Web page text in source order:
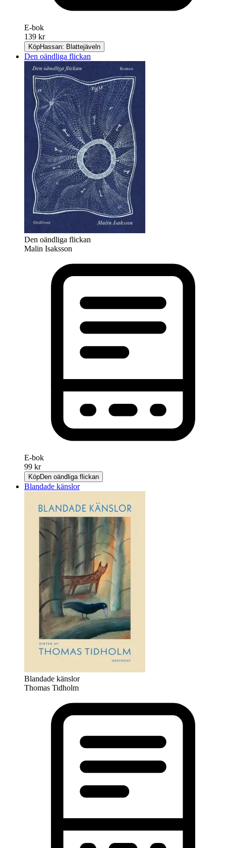
E-bok
139 kr
KöpHassan: Blattejäveln
Den oändliga flickan
Den oändliga flickan
Malin Isaksson
E-bok
99 kr
KöpDen oändliga flickan
Blandade känslor
Blandade känslor
Thomas Tidholm